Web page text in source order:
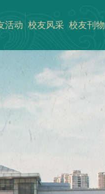
活动 校友风采 校友刊物